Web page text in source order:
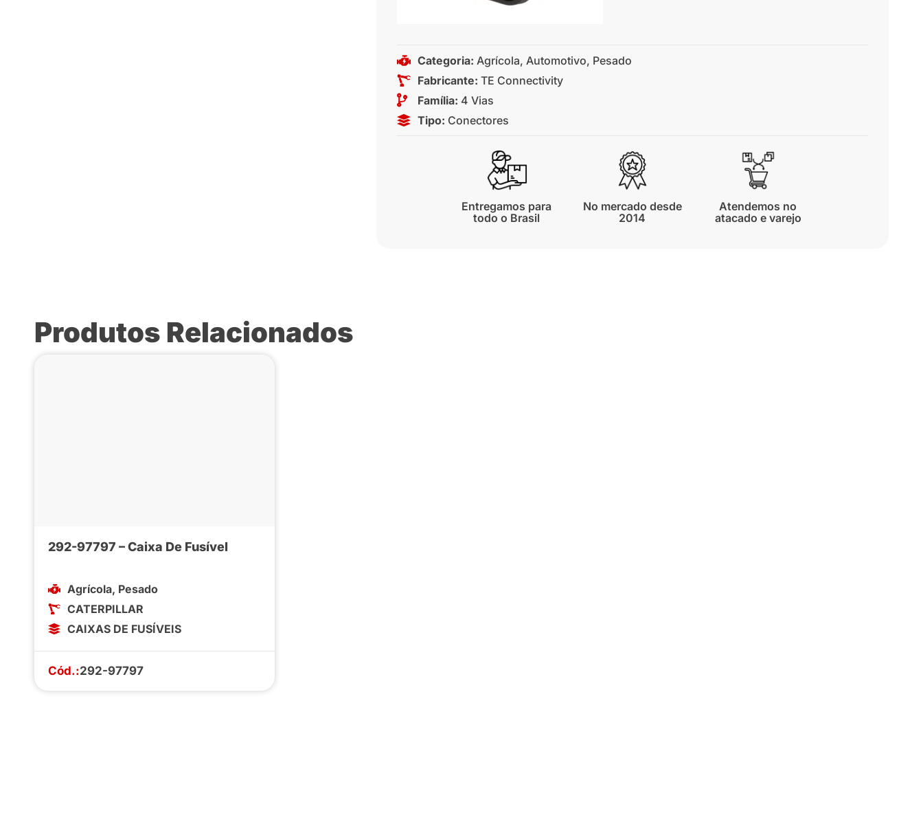
Categoria: Agrícola, Automotivo, Pesado
Fabricante: TE Connectivity
Família: 4 Vias
Tipo: Conectores
Entregamos para
todo o Brasil
No mercado desde
2014
Atendemos no
atacado e varejo
Produtos Relacionados
292-97797 – Caixa De Fusível
Agrícola, Pesado
CATERPILLAR
CAIXAS DE FUSÍVEIS
Cód.:292-97797